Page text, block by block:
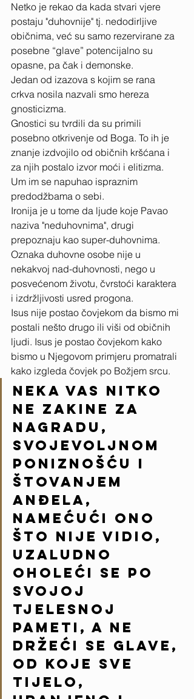
Netko je rekao da kada stvari vjere
postaju "duhovnije" tj. nedodirljive
običnima, već su samo rezervirane za
posebne “glave” potencijalno su
opasne, pa čak i demonske.
Jedan od izazova s ​​kojim se rana
crkva nosila nazvali smo hereza
gnosticizma.
Gnostici su tvrdili da su primili
posebno otkrivenje od Boga. To ih je
znanje izdvojilo od običnih kršćana i
za njih postalo izvor moći i elitizma.
Um im se napuhao ispraznim
predodžbama o sebi.
Ironija je u tome da ljude koje Pavao
naziva "neduhovnima", drugi
prepoznaju kao super-duhovnima.
Oznaka duhovne osobe nije u
nekakvoj nad-duhovnosti, nego u
posvećenom životu, čvrstoći karaktera
i izdržljivosti usred progona.
Isus nije postao čovjekom da bismo mi
postali nešto drugo ili viši od običnih
ljudi. Isus je postao čovjekom kako
bismo u Njegovom primjeru promatrali
kako izgleda čovjek po Božjem srcu.
Neka vas nitko
ne zakine za
nagradu,
svojevoljnom
poniznošću i
štovanjem
anđela,
namećući ono
što nije vidio,
uzaludno
oholeći se po
svojoj
tjelesnoj
pameti, a ne
držeći se Glave,
od koje sve
tijelo,